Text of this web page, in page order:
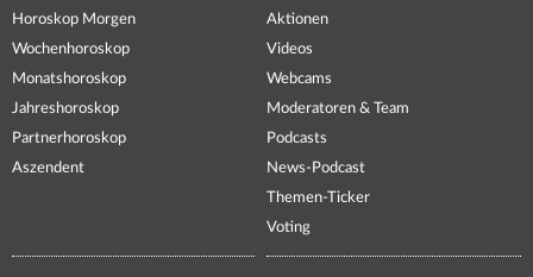
Horoskop Morgen
Wochenhoroskop
Monatshoroskop
Jahreshoroskop
Partnerhoroskop
Aszendent
Aktionen
Videos
Webcams
Moderatoren & Team
Podcasts
News-Podcast
Themen-Ticker
Voting